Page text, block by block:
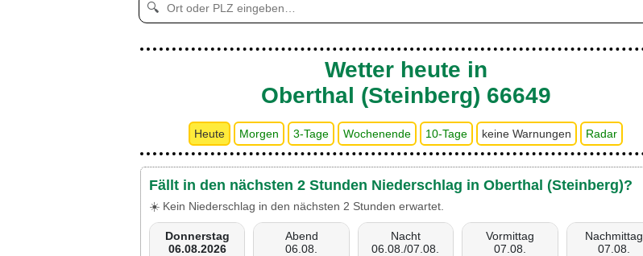
🔍
Wetter heute in
Oberthal (Steinberg) 66649
Heute Morgen 3-Tage Wochenende 10-Tage keine Warnungen Radar
Fällt in den nächsten 2 Stunden Niederschlag in Oberthal (Steinberg)?
☀️ Kein Niederschlag in den nächsten 2 Stunden erwartet.
Donnerstag
06.08.2026
Abend
06.08.
Nacht
06.08./07.08.
Vormittag
07.08.
Nachmittag
07.08.